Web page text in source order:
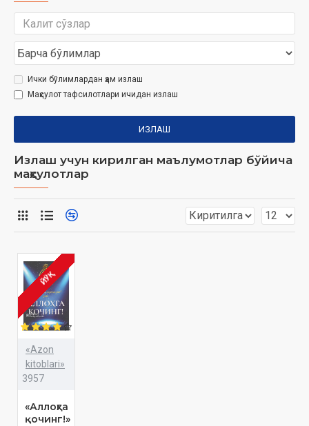
Ички бўлимлардан ҳам излаш
Маҳсулот тафсилотлари ичидан излаш
ИЗЛАШ
Излаш учун кирилган маълумотлар бўйича
маҳсулотлар
ЙЎҚ
«Azon
kitoblari»
3957
«Аллоҳга
қочинг!»